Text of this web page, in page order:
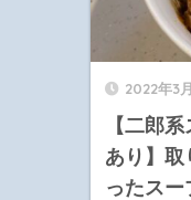
2022年3
【二郎
あり】取
ったスー